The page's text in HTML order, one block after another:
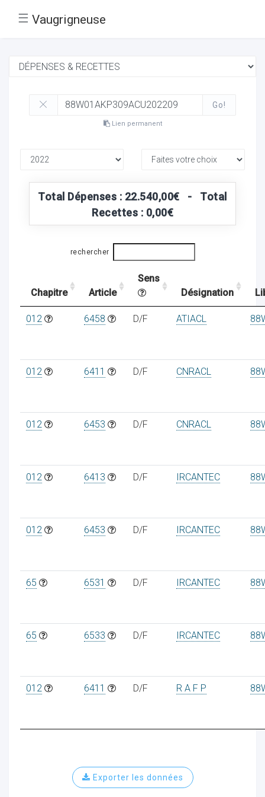
☰ Vaugrigneuse
Go!
Lien permanent
Total Dépenses : 22.540,00€ - Total
Recettes : 0,00€
rechercher
Chapitre Article
Sens
Désignation
012 6458 D/F ATIACL
012 6411 D/F CNRACL
012 6453 D/F CNRACL
012 6413 D/F IRCANTEC
012 6453 D/F IRCANTEC
65 6531 D/F IRCANTEC
65 6533 D/F IRCANTEC
012 6411 D/F R A F P
Exporter les données